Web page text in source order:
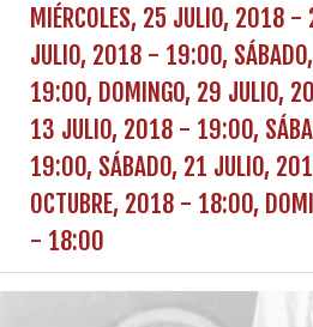
MIÉRCOLES, 25 JULIO, 2018
JULIO, 2018 - 19:00,
19:00, DOMINGO, 29 JULIO,
13 JULIO, 2018 - 19:00,
19:00, SÁBADO, 21 JULIO,
OCTUBRE, 2018 - 18:00,
- 18:00